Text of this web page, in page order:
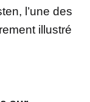
l’une des
illustré